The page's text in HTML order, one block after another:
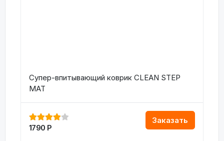
Супер-впитывающий коврик CLEAN STEP
MAT
Заказать
1790 Р